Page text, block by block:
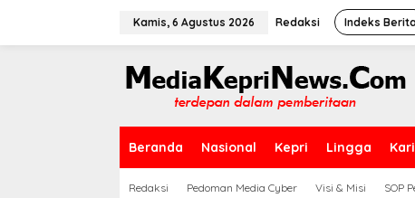
Kamis, 6 Agustus 2026 Redaksi Indeks
Beranda Nasional Kepri Lingga
Redaksi Pedoman Media Cyber Visi & Misi SOP